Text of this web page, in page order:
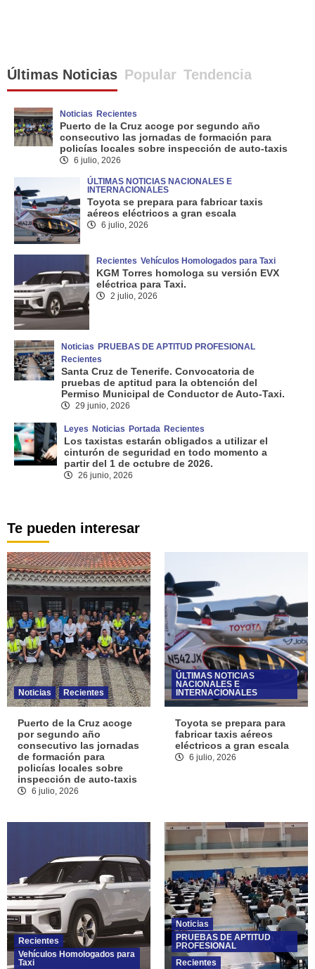
Últimas Noticias Popular Tendencia
Noticias Recientes
Puerto de la Cruz acoge por segundo año
consecutivo las jornadas de formación para
policías locales sobre inspección de auto-taxis
6 julio, 2026
ÚLTIMAS NOTICIAS NACIONALES E
INTERNACIONALES
Toyota se prepara para fabricar taxis
aéreos eléctricos a gran escala
6 julio, 2026
Recientes Vehículos Homologados para Taxi
KGM Torres homologa su versión EVX
eléctrica para Taxi.
2 julio, 2026
Noticias PRUEBAS DE APTITUD PROFESIONAL
Recientes
Santa Cruz de Tenerife. Convocatoria de
pruebas de aptitud para la obtención del
Permiso Municipal de Conductor de Auto-Taxi.
29 junio, 2026
Leyes Noticias Portada Recientes
Los taxistas estarán obligados a utilizar el
cinturón de seguridad en todo momento a
partir del 1 de octubre de 2026.
26 junio, 2026
Te pueden interesar
Noticias Recientes
Puerto de la Cruz acoge
por segundo año
consecutivo las jornadas
de formación para
policías locales sobre
inspección de auto-taxis
6 julio, 2026
ÚLTIMAS NOTICIAS
NACIONALES E
INTERNACIONALES
Toyota se prepara para
fabricar taxis aéreos
eléctricos a gran escala
6 julio, 2026
Recientes
Vehículos Homologados para
Taxi
Noticias
PRUEBAS DE APTITUD
PROFESIONAL
Recientes